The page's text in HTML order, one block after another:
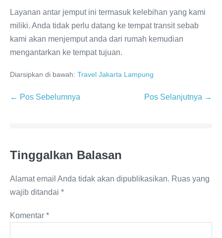
Layanan antar jemput ini termasuk kelebihan yang kami
miliki. Anda tidak perlu datang ke tempat transit sebab
kami akan menjemput anda dari rumah kemudian
mengantarkan ke tempat tujuan.
Diarsipkan di bawah: Travel Jakarta Lampung
← Pos Sebelumnya Pos Selanjutnya →
Tinggalkan Balasan
Alamat email Anda tidak akan dipublikasikan. Ruas yang
wajib ditandai *
Komentar *